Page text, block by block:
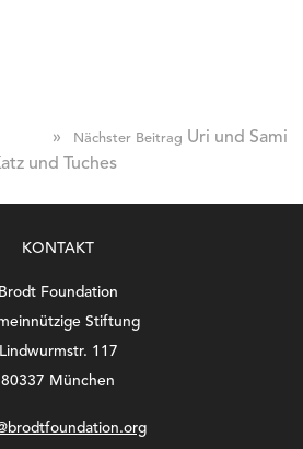
» Nächster Beitrag Uri und Sami
und Tuches
KONTAKT
Brodt Foundation
Stiftung
Lindwurmstr. 117
80337 München